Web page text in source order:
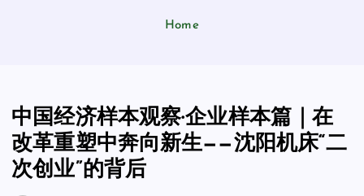
Home
中国经济样本观察·企业样本篇｜在
改革重塑中奔向新生——沈阳机床“二
次创业”的背后